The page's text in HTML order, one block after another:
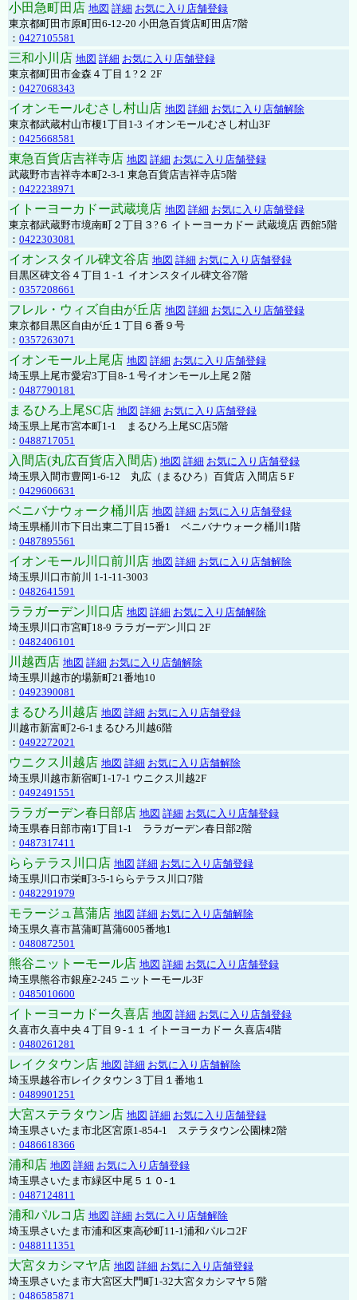
小田急町田店 地図 詳細 お気に入り店舗登録
東京都町田市原町田6-12-20 小田急百貨店町田店7階
： 0427105581
三和小川店 地図 詳細 お気に入り店舗登録
東京都町田市金森４丁目１?２ 2F
： 0427068343
イオンモールむさし村山店 地図 詳細 お気に入り店舗解除
東京都武蔵村山市榎1丁目1-3 イオンモールむさし村山3F
： 0425668581
東急百貨店吉祥寺店 地図 詳細 お気に入り店舗登録
武蔵野市吉祥寺本町2-3-1 東急百貨店吉祥寺店5階
： 0422238971
イトーヨーカドー武蔵境店 地図 詳細 お気に入り店舗登録
東京都武蔵野市境南町２丁目３?６ イトーヨーカドー 武蔵境店 西館5階
： 0422303081
イオンスタイル碑文谷店 地図 詳細 お気に入り店舗登録
目黒区碑文谷４丁目１-１ イオンスタイル碑文谷7階
： 0357208661
フレル・ウィズ自由が丘店 地図 詳細 お気に入り店舗登録
東京都目黒区自由が丘１丁目６番９号
： 0357263071
イオンモール上尾店 地図 詳細 お気に入り店舗登録
埼玉県上尾市愛宕3丁目8-１号イオンモール上尾２階
： 0487790181
まるひろ上尾SC店 地図 詳細 お気に入り店舗登録
埼玉県上尾市宮本町1-1 まるひろ上尾SC店5階
： 0488717051
入間店(丸広百貨店入間店) 地図 詳細 お気に入り店舗登録
埼玉県入間市豊岡1-6-12 丸広（まるひろ）百貨店 入間店５F
： 0429606631
ベニバナウォーク桶川店 地図 詳細 お気に入り店舗登録
埼玉県桶川市下日出東二丁目15番1 ベニバナウォーク桶川1階
： 0487895561
イオンモール川口前川店 地図 詳細 お気に入り店舗解除
埼玉県川口市前川 1-1-11-3003
： 0482641591
ララガーデン川口店 地図 詳細 お気に入り店舗解除
埼玉県川口市宮町18-9 ララガーデン川口 2F
： 0482406101
川越西店 地図 詳細 お気に入り店舗解除
埼玉県川越市的場新町21番地10
： 0492390081
まるひろ川越店 地図 詳細 お気に入り店舗登録
川越市新富町2-6-1まるひろ川越6階
： 0492272021
ウニクス川越店 地図 詳細 お気に入り店舗解除
埼玉県川越市新宿町1-17-1 ウニクス川越2F
： 0492491551
ララガーデン春日部店 地図 詳細 お気に入り店舗登録
埼玉県春日部市南1丁目1-1 ララガーデン春日部2階
： 0487317411
ららテラス川口店 地図 詳細 お気に入り店舗登録
埼玉県川口市栄町3-5-1ららテラス川口7階
： 0482291979
モラージュ菖蒲店 地図 詳細 お気に入り店舗解除
埼玉県久喜市菖蒲町菖蒲6005番地1
： 0480872501
熊谷ニットーモール店 地図 詳細 お気に入り店舗登録
埼玉県熊谷市銀座2-245 ニットーモール3F
： 0485010600
イトーヨーカドー久喜店 地図 詳細 お気に入り店舗登録
久喜市久喜中央４丁目９-１１ イトーヨーカドー 久喜店4階
： 0480261281
レイクタウン店 地図 詳細 お気に入り店舗解除
埼玉県越谷市レイクタウン３丁目１番地１
： 0489901251
大宮ステラタウン店 地図 詳細 お気に入り店舗登録
埼玉県さいたま市北区宮原1-854-1 ステラタウン公園棟2階
： 0486618366
浦和店 地図 詳細 お気に入り店舗登録
埼玉県さいたま市緑区中尾５１０-１
： 0487124811
浦和パルコ店 地図 詳細 お気に入り店舗解除
埼玉県さいたま市浦和区東高砂町11-1浦和パルコ2F
： 0488111351
大宮タカシマヤ店 地図 詳細 お気に入り店舗登録
埼玉県さいたま市大宮区大門町1-32大宮タカシマヤ５階
： 0486585871